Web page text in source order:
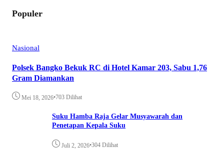
Populer
Nasional
Polsek Bangko Bekuk RC di Hotel Kamar 203, Sabu 1,76
Gram Diamankan
Mei 18, 2026•703 Dilihat
Suku Hamba Raja Gelar Musyawarah dan
Penetapan Kepala Suku
Juli 2, 2026•304 Dilihat